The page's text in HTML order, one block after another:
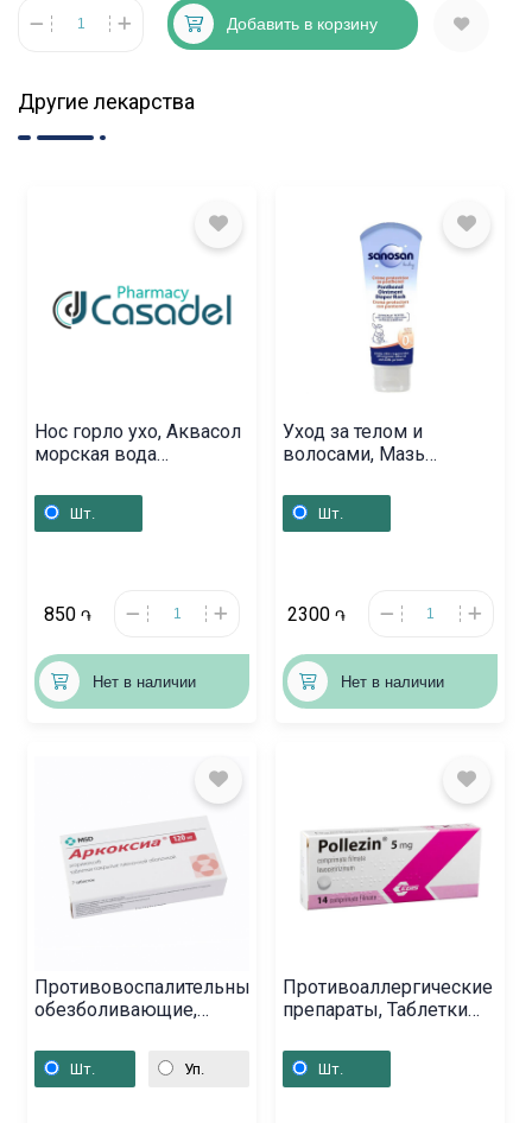
Добавить в корзину
Другие лекарства
Нос горло ухо, Аквасол
морская вода
Ռուսաստան
Шт.
850 ֏
Нет в наличии
Уход за телом и
волосами, Мазь
Գերմանիա
Шт.
2300 ֏
Нет в наличии
Противовоспалительные
обезболивающие,
500 мг, Նիդերլանդներ
Шт. Уп.
Противоаллергические
препараты, Таблетки
Վենգրիա
Шт.